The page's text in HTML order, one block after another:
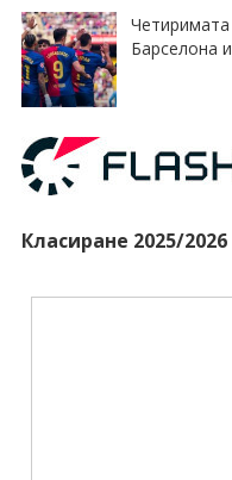
Барселона
Класиране 2025/2026